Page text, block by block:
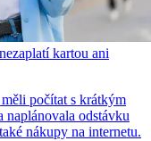
kartou ani
počítat s krátkým
naplánovala odstávku
nákupy na internetu.